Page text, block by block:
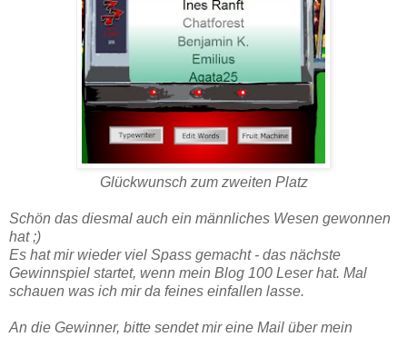
Glückwunsch zum zweiten Platz
Schön das diesmal auch ein männliches Wesen gewonnen
hat ;)
Es hat mir wieder viel Spass gemacht - das nächste
Gewinnspiel startet, wenn mein Blog 100 Leser hat. Mal
schauen was ich mir da feines einfallen lasse.
An die Gewinner, bitte sendet mir eine Mail über mein